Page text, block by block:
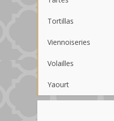
Tortillas
Viennoiseries
Volailles
Yaourt